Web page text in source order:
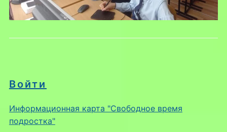
Войти
Информационная карта "Свободное время
подростка"